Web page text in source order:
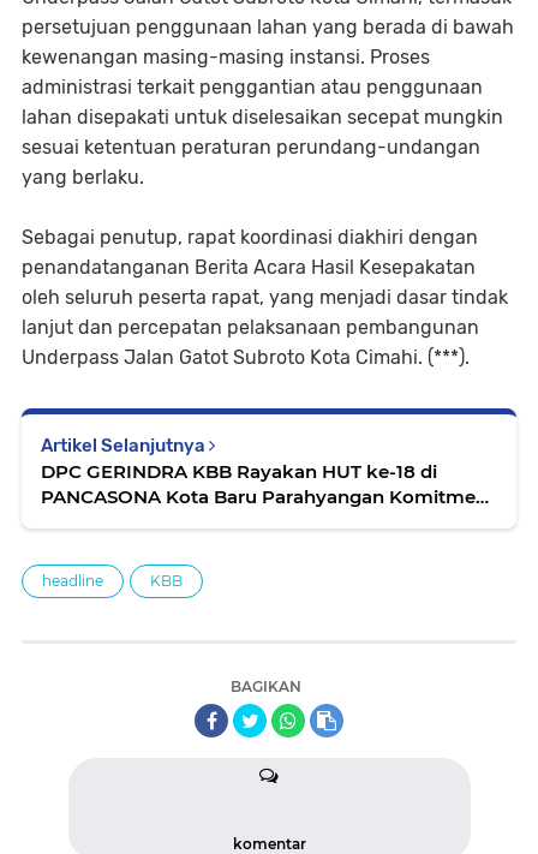
persetujuan penggunaan lahan yang berada di bawah
kewenangan masing-masing instansi. Proses
administrasi terkait penggantian atau penggunaan
lahan disepakati untuk diselesaikan secepat mungkin
sesuai ketentuan peraturan perundang-undangan
yang berlaku.
Sebagai penutup, rapat koordinasi diakhiri dengan
penandatanganan Berita Acara Hasil Kesepakatan
oleh seluruh peserta rapat, yang menjadi dasar tindak
lanjut dan percepatan pelaksanaan pembangunan
Underpass Jalan Gatot Subroto Kota Cimahi. (***).
Artikel Selanjutnya
DPC GERINDRA KBB Rayakan HUT ke-18 di
PANCASONA Kota Baru Parahyangan Komitmen
headline KBB
BAGIKAN
komentar